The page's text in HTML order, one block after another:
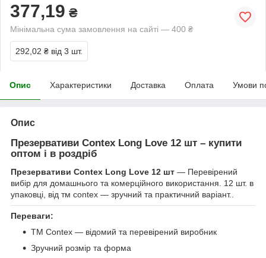
377,19 ₴
Мінімальна сума замовлення на сайті — 400 ₴
292,02 ₴ від 3 шт.
Опис Характеристики Доставка Оплата Умови
Опис
Презервативи Contex Long Love 12 шт – купити
оптом і в роздріб
Презервативи Contex Long Love 12 шт — Перевірений
вибір для домашнього та комерційного використання. 12 шт. в
упаковці, від тм contex — зручний та практичний варіант..
Переваги:
ТМ Contex — відомий та перевірений виробник
Зручний розмір та форма